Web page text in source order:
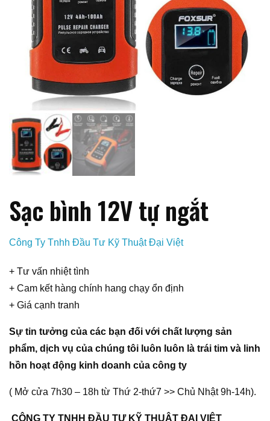
Sạc bình 12V tự ngắt
Công Ty Tnhh Đầu Tư Kỹ Thuật Đại Việt
+ Tư vấn nhiệt tình
+ Cam kết hàng chính hang chạy ổn định
+ Giá cạnh tranh
Sự tin tưởng của các bạn đối với chất lượng sản
phẩm, dịch vụ của chúng tôi luôn luôn là trái tim và linh
hồn hoạt động kinh doanh của công ty
( Mở cửa 7h30 – 18h từ Thứ 2-thứ7 >> Chủ Nhật 9h-14h).
CÔNG TY TNHH ĐẦU TƯ KỸ THUẬT ĐẠI VIỆT